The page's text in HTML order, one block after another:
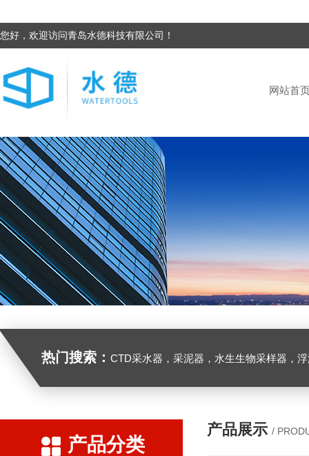
您好，欢迎访问青岛水德科技有限公司！
网站首
热门搜索： CTD采水器，采泥器，水生生物采样器，浮游生物多联采样网，海洋微塑料采样分析系统，浮游动物扫描分析系统，水下颗粒物和浮游动物图像原位采集系
产品分类
产品展示 /